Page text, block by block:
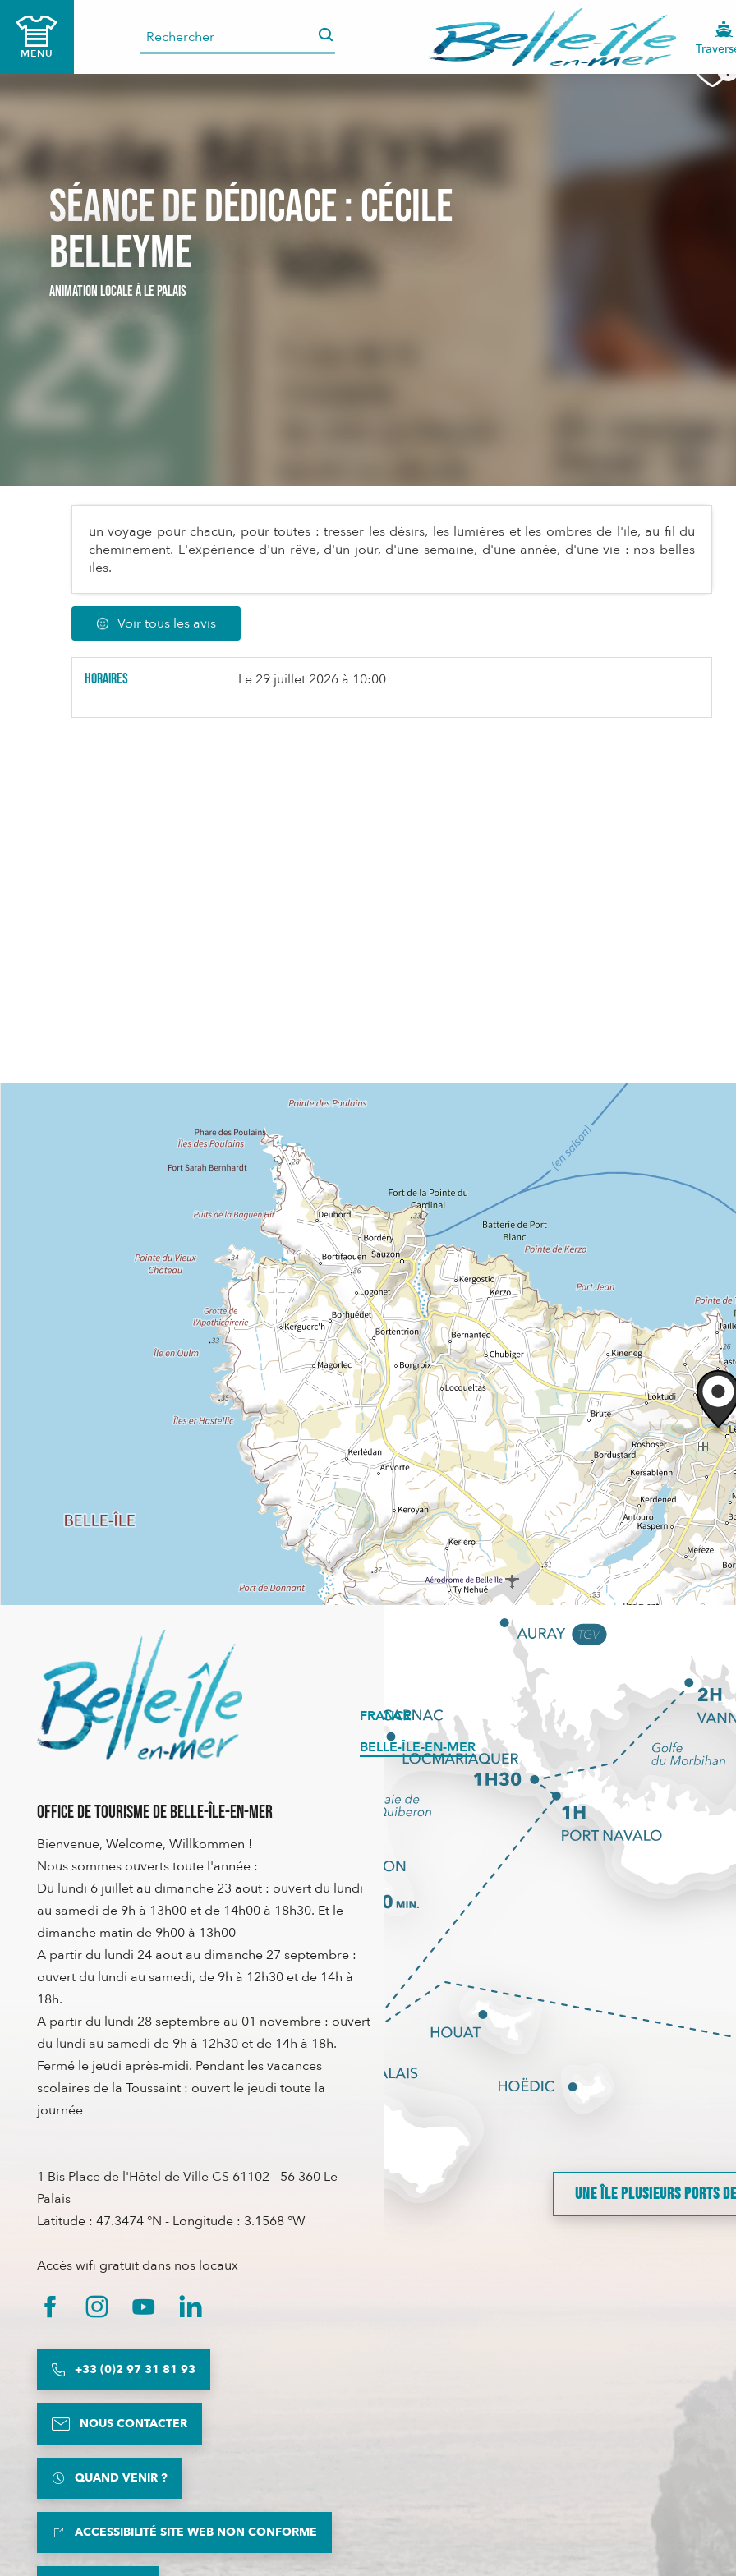
contenu
MENU
Séance de dédicace : Cécile
Belleyme
ANIMATION LOCALEÀ LE PALAIS
un voyage pour chacun, pour toutes : tresser les désirs, les lumières et les ombres de l'ile, au fil du
cheminement. L'expérience d'un rêve, d'un jour, d'une semaine, d'une année, d'une vie : nos belles
iles.
Voir tous les avis
Horaires Le29 juillet 2026 à 10:00
Office de Tourisme de Belle-Île-en-Mer
Bienvenue, Welcome, Willkommen !
Nous sommes ouverts toute l'année :
Du lundi 6 juillet au dimanche 23 aout : ouvert du lundi
au samedi de 9h à 13h00 et de 14h00 à 18h30. Et le
dimanche matin de 9h00 à 13h00
A partir du lundi 24 aout au dimanche 27 septembre :
ouvert du lundi au samedi, de 9h à 12h30 et de 14h à
18h.
A partir du lundi 28 septembre au 01 novembre : ouvert
du lundi au samedi de 9h à 12h30 et de 14h à 18h.
Fermé le jeudi après-midi. Pendant les vacances
scolaires de la Toussaint : ouvert le jeudi toute la
journée
1 Bis Place de l'Hôtel de Ville CS 61102 - 56 360 Le
Palais
Latitude : 47.3474 °N - Longitude : 3.1568 °W
Accès wifi gratuit dans nos locaux
+33 (0)2 97 31 81 93
NOUS CONTACTER
QUAND VENIR ?
ACCESSIBILITÉ SITE WEB NON CONFORME
FRANCE
BELLE-ÎLE-EN-MER
UNE ÎLE PLUSIEURS PORTS